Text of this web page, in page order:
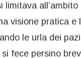
limitava
visione pratica
le urla dei
fece persino